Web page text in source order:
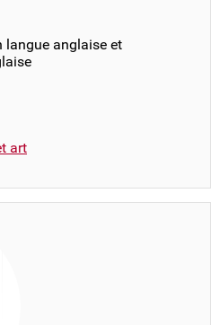
langue anglaise et
art